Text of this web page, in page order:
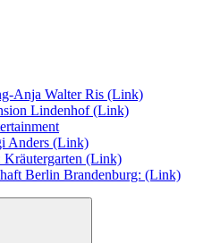
Anja Walter Ris (Link)
Lindenhof (Link)
Anders (Link)
Kräutergarten (Link)
Berlin Brandenburg: (Link)